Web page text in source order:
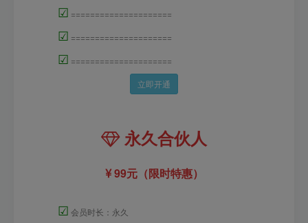
☑ =====================
☑ =====================
☑ =====================
立即开通
永久合伙人
99元（限时特惠）
☑ 会员时长：永久